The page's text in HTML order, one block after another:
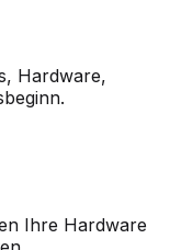
Hardware,
Ihre Hardware